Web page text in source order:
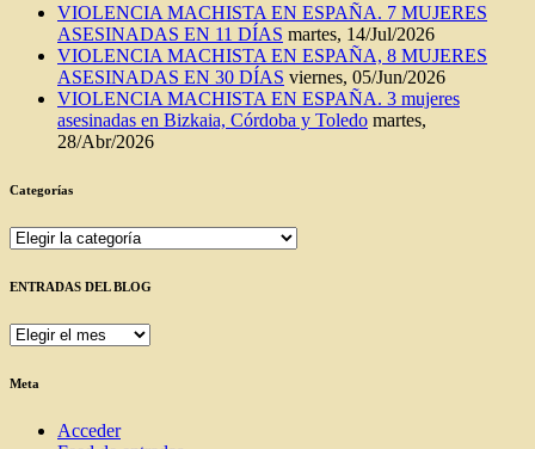
VIOLENCIA MACHISTA EN ESPAÑA. 7 MUJERES
ASESINADAS EN 11 DÍAS martes, 14/Jul/2026
VIOLENCIA MACHISTA EN ESPAÑA, 8 MUJERES
ASESINADAS EN 30 DÍAS viernes, 05/Jun/2026
VIOLENCIA MACHISTA EN ESPAÑA. 3 mujeres
asesinadas en Bizkaia, Córdoba y Toledo martes,
28/Abr/2026
Categorías
Categorías
ENTRADAS DEL BLOG
ENTRADAS
BLOG
Meta
Acceder